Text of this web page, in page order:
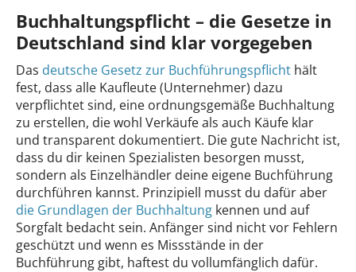
Buchhaltungspflicht – die Gesetze in
Deutschland sind klar vorgegeben
Das deutsche Gesetz zur Buchführungspflicht hält
fest, dass alle Kaufleute (Unternehmer) dazu
verpflichtet sind, eine ordnungsgemäße Buchhaltung
zu erstellen, die wohl Verkäufe als auch Käufe klar
und transparent dokumentiert. Die gute Nachricht ist,
dass du dir keinen Spezialisten besorgen musst,
sondern als Einzelhändler deine eigene Buchführung
durchführen kannst. Prinzipiell musst du dafür aber
die Grundlagen der Buchhaltung kennen und auf
Sorgfalt bedacht sein. Anfänger sind nicht vor Fehlern
geschützt und wenn es Missstände in der
Buchführung gibt, haftest du vollumfänglich dafür.